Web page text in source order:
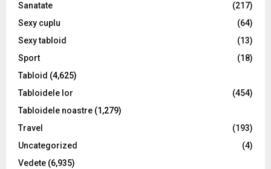
Sanatate
(217)
Sexy cuplu
(64)
Sexy tabloid
(13)
Sport
(18)
Tabloid (4,625)
Tabloidele lor
(454)
Tabloidele noastre (1,279)
Travel
(193)
Uncategorized
(4)
Vedete (6,935)